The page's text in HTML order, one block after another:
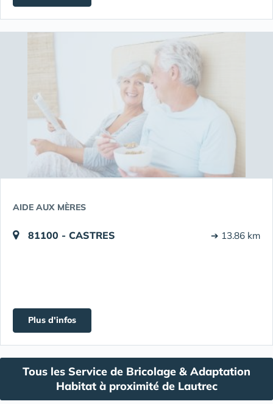
AIDE AUX MÈRES
81100 - CASTRES ➔ 13.86 km
Plus d'infos
Tous les Service de Bricolage & Adaptation
Habitat à proximité de Lautrec